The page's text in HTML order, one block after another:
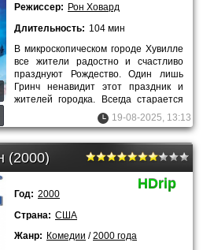
Режиссер: Рон Ховард
Длительность: 104 мин
В микроскопическом городе Хувилле
все жители радостно и счастливо
празднуют Рождество. Один лишь
Гринч ненавидит этот праздник и
жителей городка. Всегда старается
устроить опасные розыгрыши19-08-2025, 13:13
(2000)
HDrip
Год: 2000
Страна: США
Жанр: Комедии /2000 года